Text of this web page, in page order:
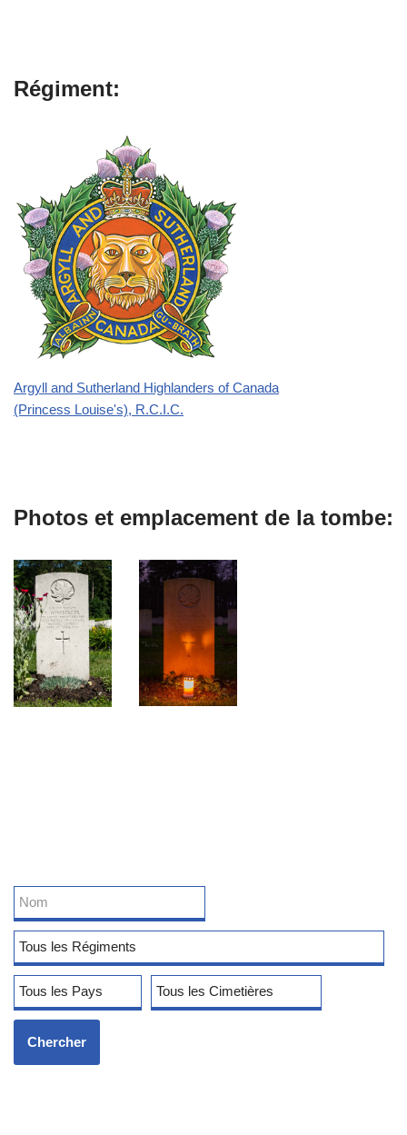
Régiment:
Argyll and Sutherland Highlanders of Canada
(Princess Louise's), R.C.I.C.
Photos et emplacement de la tombe: